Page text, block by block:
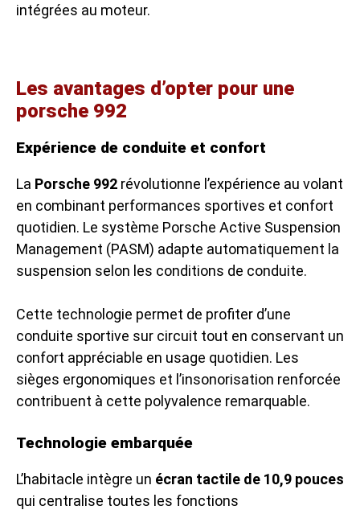
intégrées au moteur.
Les avantages d’opter pour une
porsche 992
Expérience de conduite et confort
La Porsche 992 révolutionne l’expérience au volant
en combinant performances sportives et confort
quotidien. Le système Porsche Active Suspension
Management (PASM) adapte automatiquement la
suspension selon les conditions de conduite.
Cette technologie permet de profiter d’une
conduite sportive sur circuit tout en conservant un
confort appréciable en usage quotidien. Les
sièges ergonomiques et l’insonorisation renforcée
contribuent à cette polyvalence remarquable.
Technologie embarquée
L’habitacle intègre un écran tactile de 10,9 pouces
qui centralise toutes les fonctions